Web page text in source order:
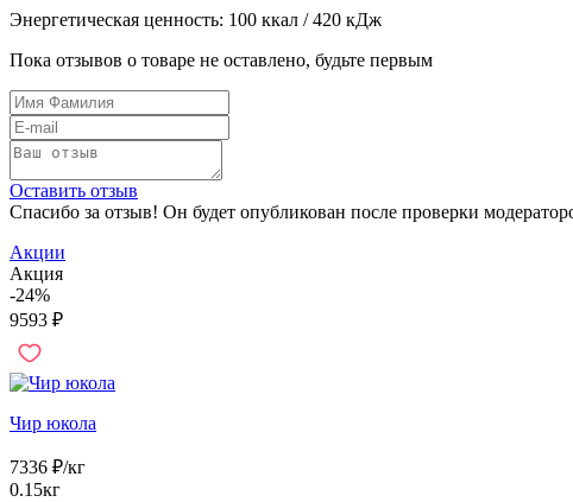
Энергетическая ценность: 100 ккал / 420 кДж
Пока отзывов о товаре не оставлено, будьте первым
Оставить отзыв
Спасибо за отзыв! Он будет опубликован после проверки
Акции
Акция
-24%
9593 ₽
Чир юкола
7336 ₽/кг
0.15кг